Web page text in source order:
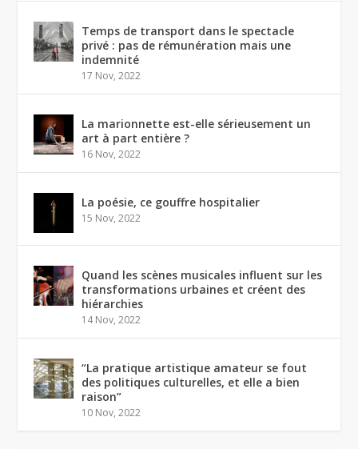
Temps de transport dans le spectacle
privé : pas de rémunération mais une
indemnité
17 Nov, 2022
La marionnette est-elle sérieusement un
art à part entière ?
16 Nov, 2022
La poésie, ce gouffre hospitalier
15 Nov, 2022
Quand les scènes musicales influent sur les
transformations urbaines et créent des
hiérarchies
14 Nov, 2022
“La pratique artistique amateur se fout
des politiques culturelles, et elle a bien
raison”
10 Nov, 2022